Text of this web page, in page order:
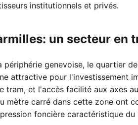
institutionnels et privés.
un secteur en
genevoise, le quartier
attractive pour l'investissement
tram, et l'accès facilité aux axes
mètre carré dans cette zone ont
foncière caractéristique du